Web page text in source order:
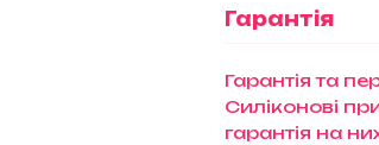
Гарантія
Гарантія та
Силіконові
гарантія на